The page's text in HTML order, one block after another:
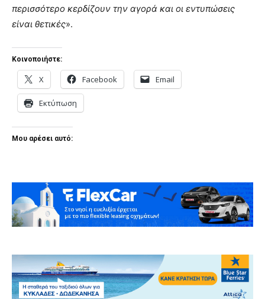
περισσότερο κερδίζουν την αγορά και οι εντυπώσεις
είναι θετικές».
Κοινοποιήστε:
X Facebook Email
Εκτύπωση
Μου αρέσει αυτό: